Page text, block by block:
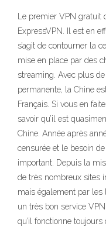
Le premier VPN gratuit
ExpressVPN. Il est en
s’agit de contourner la
mise en place par des
streaming. Avec plus
permanente, la Chine
Français. Si vous en
savoir qu’il est
Chine. Année après
censurée et le besoin
important. Depuis la
de très nombreux sites
mais également par les
un très bon service
qu’il fonctionne toujours